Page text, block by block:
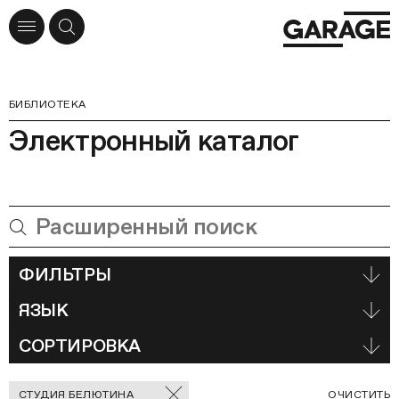
БИБЛИОТЕКА
Электронный каталог
ФИЛЬТРЫ
ЯЗЫК
СОРТИРОВКА
Отмеченные
СТУДИЯ БЕЛЮТИНА ОЧИСТИТЬ